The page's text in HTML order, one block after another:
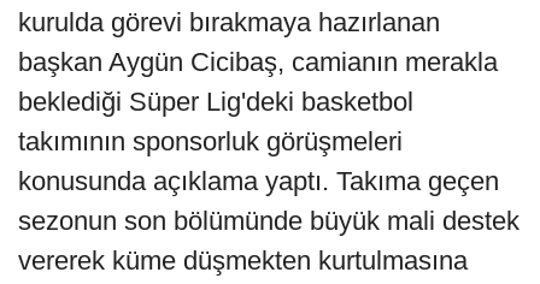
kurulda görevi bırakmaya hazırlanan
başkan Aygün Cicibaş, camianın merakla
beklediği Süper Lig'deki basketbol
takımının sponsorluk görüşmeleri
konusunda açıklama yaptı. Takıma geçen
sezonun son bölümünde büyük mali destek
vererek küme düşmekten kurtulmasına